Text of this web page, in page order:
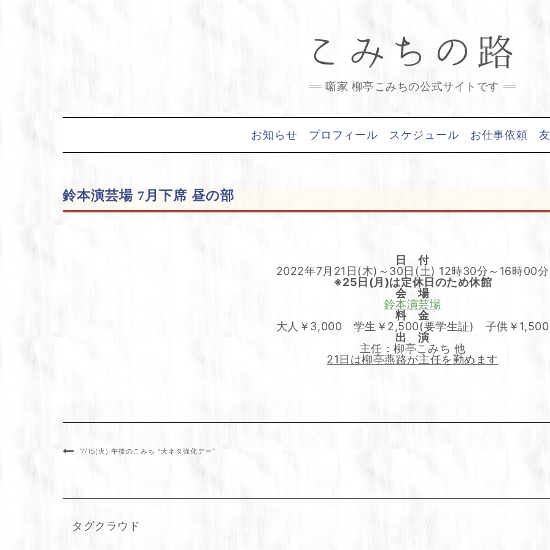
こみちの路
噺家 柳亭こみちの公式サイトです
お知らせ プロフィール スケジュール お仕事依頼
鈴本演芸場 7月下席 昼の部
日 付
2022年7月21日(木)～30日(土) 12時30分～16時00分
※25日(月)は定休日のため休館
会 場
鈴本演芸場
料 金
大人￥3,000 学生￥2,500(要学生証) 子供￥1,500
出 演
主任：柳亭こみち 他
21日は柳亭燕路が主任を勤めます
7/15(火) 午後のこみち “大ネタ強化デー”
タグクラウド